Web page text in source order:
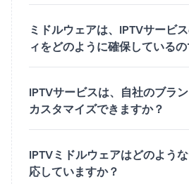
ミドルウェアは、IPTVサービ
ィをどのように確保している
IPTVサービスは、自社のブラ
カスタマイズできますか？
IPTVミドルウェアはどのよう
応していますか？